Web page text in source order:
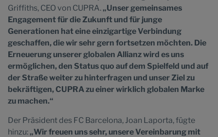
Griffiths, CEO von CUPRA. „Unser gemeinsames
Engagement für die Zukunft und für junge
Generationen hat eine einzigartige Verbindung
geschaffen, die wir sehr gern fortsetzen möchten. Die
Erneuerung unserer globalen Allianz wird es uns
ermöglichen, den Status quo auf dem Spielfeld und auf
der Straße weiter zu hinterfragen und unser Ziel zu
bekräftigen, CUPRA zu einer wirklich globalen Marke
zu machen.“
Der Präsident des FC Barcelona, Joan Laporta, fügte
hinzu: „Wir freuen uns sehr, unsere Vereinbarung mit